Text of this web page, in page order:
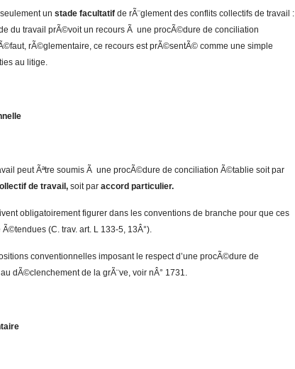
un stade facultatif de rÃ¨glement des conflits collectifs de travail :
du travail prÃ©voit un recours Ã une procÃ©dure de conciliation
rÃ©glementaire, ce recours est prÃ©sentÃ© comme une simple
au litige.
peut Ãªtre soumis Ã une procÃ©dure de conciliation Ã©tablie soit par
de travail, soit par accord particulier.
obligatoirement figurer dans les conventions de branche pour que ces
Ã©tendues (C. trav. art. L 133-5, 13Â°).
conventionnelles imposant le respect d’une procÃ©dure de
au dÃ©clenchement de la grÃ¨ve, voir nÂ° 1731.